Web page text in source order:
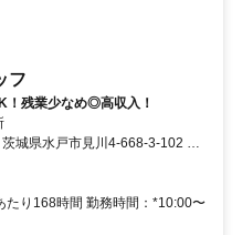
フ
残業少なめ◎高収入！
城県水戸市見川4-668-3-102 ※
徒歩2分
たり168時間 勤務時間：*10:00〜